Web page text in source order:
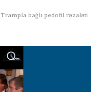
Trampla bağlı pedofil rəzaləti